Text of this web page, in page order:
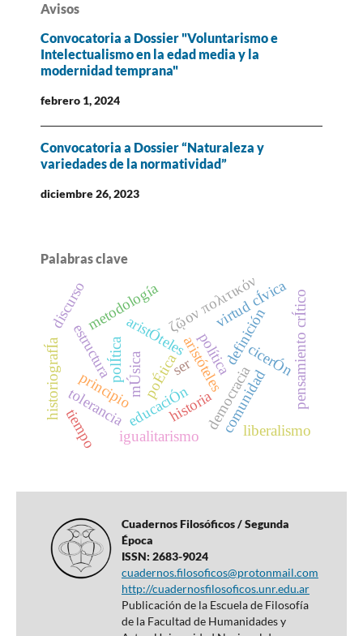
Avisos
Convocatoria a Dossier "Voluntarismo e
Intelectualismo en la edad media y la
modernidad temprana"
febrero 1, 2024
Convocatoria a Dossier “Naturaleza y
variedades de la normatividad”
diciembre 26, 2023
Palabras clave
polÍtica poÉtica
educaciÓn
mÚsica
aristÓtelesaristóteles
política
principio
definición
estructura
metodología ζῷον πολιτικόν
comunidad
virtud cÍvica
cicerÓn
igualitarismo liberalismo
tolerancia pensamiento crÍtico
democracia
discurso
historia
tiempo
historiografÍa ser
Cuadernos Filosóficos / Segunda
Época
ISSN: 2683-9024
cuadernos.filosoficos@protonmail.com
http://cuadernosfilosoficos.unr.edu.ar
Publicación de la Escuela de Filosofía
de la Facultad de Humanidades y